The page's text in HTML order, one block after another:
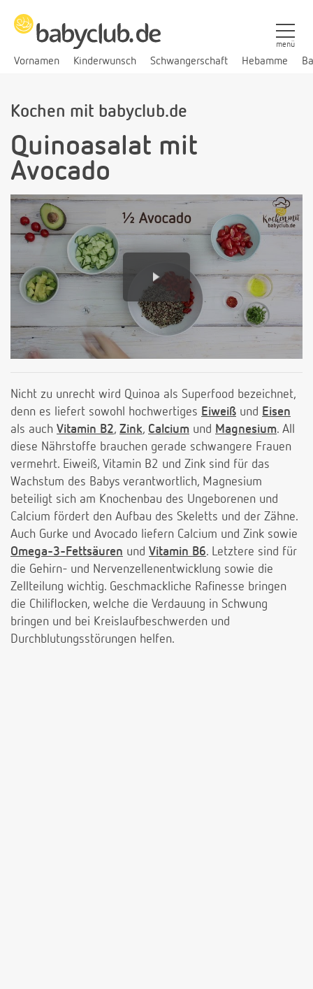
Vornamen Kinderwunsch Schwangerschaft Hebamme
menü
Kochen mit babyclub.de
Quinoasalat mit
Avocado
Nicht zu unrecht wird Quinoa als Superfood bezeichnet,
denn es liefert sowohl hochwertiges Eiweiß und Eisen
als auch Vitamin B2, Zink, Calcium und Magnesium. All
diese Nährstoffe brauchen gerade schwangere Frauen
vermehrt. Eiweiß, Vitamin B2 und Zink sind für das
Wachstum des Babys verantwortlich, Magnesium
beteiligt sich am Knochenbau des Ungeborenen und
Calcium fördert den Aufbau des Skeletts und der Zähne.
Auch Gurke und Avocado liefern Calcium und Zink sowie
Omega-3-Fettsäuren und Vitamin B6. Letztere sind für
die Gehirn- und Nervenzellenentwicklung sowie die
Zellteilung wichtig. Geschmackliche Rafinesse bringen
die Chiliflocken, welche die Verdauung in Schwung
bringen und bei Kreislaufbeschwerden und
Durchblutungsstörungen helfen.